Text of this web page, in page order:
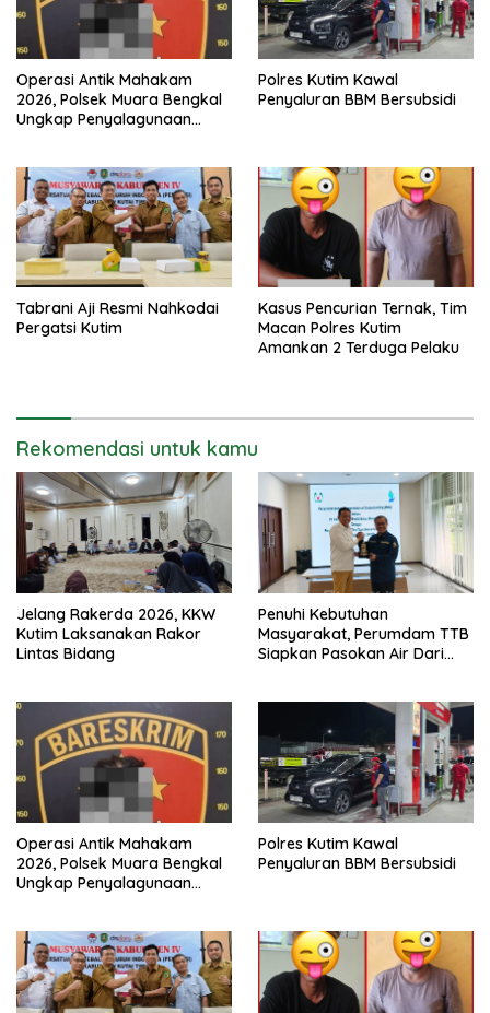
Operasi Antik Mahakam
2026, Polsek Muara Bengkal
Ungkap Penyalagunaan
Polres Kutim Kawal
Penyaluran BBM Bersubsidi
Tabrani Aji Resmi Nahkodai
Pergatsi Kutim
Kasus Pencurian Ternak, Tim
Macan Polres Kutim
Amankan 2 Terduga Pelaku
Rekomendasi untuk kamu
Jelang Rakerda 2026, KKW
Kutim Laksanakan Rakor
Lintas Bidang
Penuhi Kebutuhan
Masyarakat, Perumdam TTB
Siapkan Pasokan Air Dari
Operasi Antik Mahakam
2026, Polsek Muara Bengkal
Ungkap Penyalagunaan
Polres Kutim Kawal
Penyaluran BBM Bersubsidi